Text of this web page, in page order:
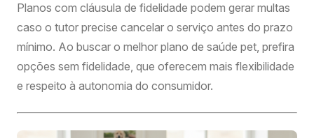
Planos com cláusula de fidelidade podem gerar multas
caso o tutor precise cancelar o serviço antes do prazo
mínimo. Ao buscar o melhor plano de saúde pet, prefira
opções sem fidelidade, que oferecem mais flexibilidade
e respeito à autonomia do consumidor.